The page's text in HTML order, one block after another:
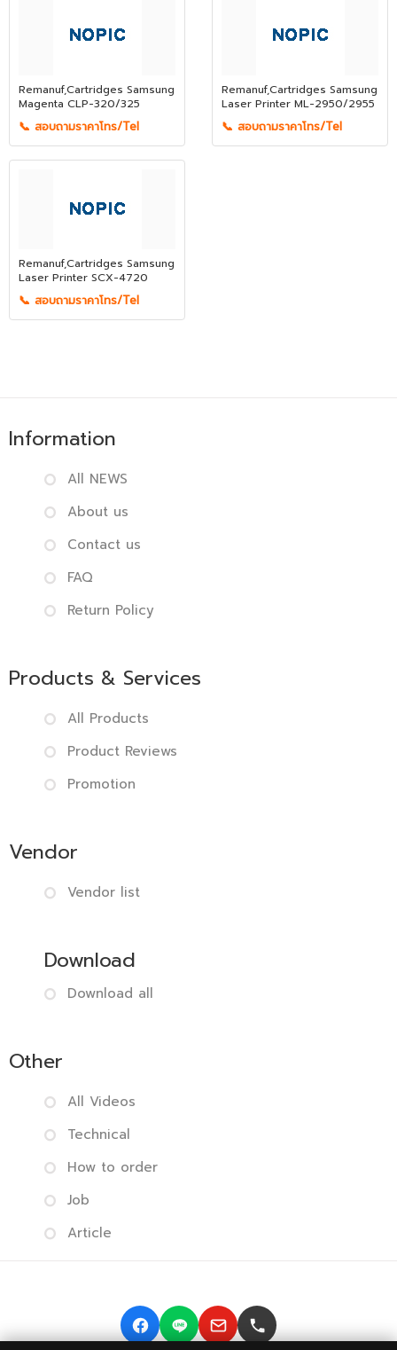
Remanuf,Cartridges Samsung
Magenta CLP-320/325
📞 สอบถามราคาโทร/Tel
Remanuf,Cartridges Samsung
Laser Printer ML-2950/2955
📞 สอบถามราคาโทร/Tel
Remanuf,Cartridges Samsung
Laser Printer SCX-4720
📞 สอบถามราคาโทร/Tel
Information
All NEWS
About us
Contact us
FAQ
Return Policy
Products & Services
All Products
Product Reviews
Promotion
Vendor
Vendor list
Download
Download all
Other
All Videos
Technical
How to order
Job
Article